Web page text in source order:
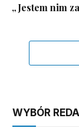
„Jestem nim
WYBÓR